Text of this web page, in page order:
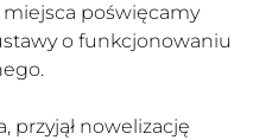
poświęcamy
o funkcjonowaniu
przyjął nowelizację